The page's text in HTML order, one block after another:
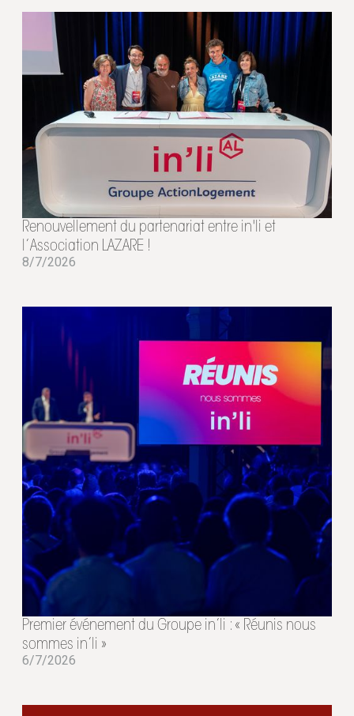
Renouvellement du partenariat entre in'li et
l’Association LAZARE !
8/7/2026
Premier événement du Groupe in’li : « Réunis nous
sommes in’li »
6/7/2026